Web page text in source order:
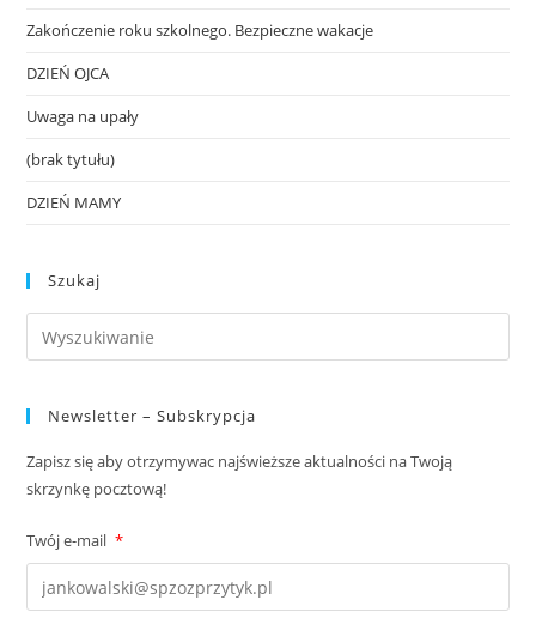
Zakończenie roku szkolnego. Bezpieczne wakacje
DZIEŃ OJCA
Uwaga na upały
(brak tytułu)
DZIEŃ MAMY
Szukaj
Newsletter – Subskrypcja
Zapisz się aby otrzymywac najświeższe aktualności na Twoją
skrzynkę pocztową!
Twój e-mail *